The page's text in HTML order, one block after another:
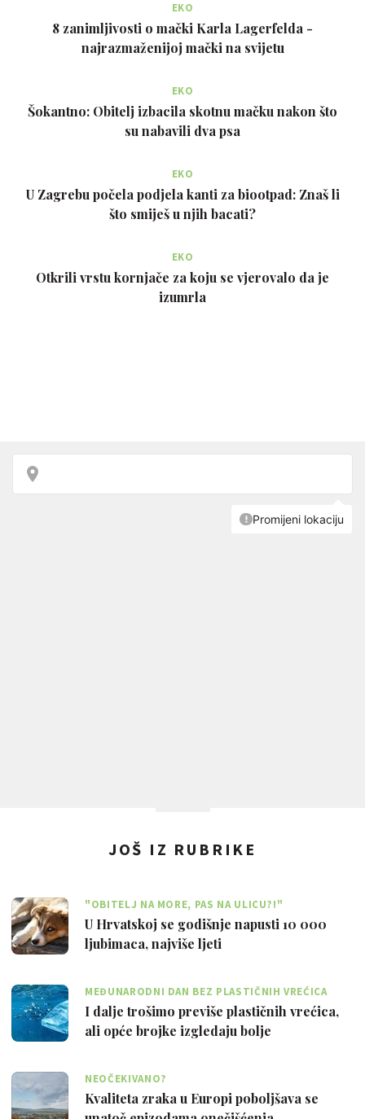
EKO
8 zanimljivosti o mački Karla Lagerfelda -
najrazmaženijoj mački na svijetu
EKO
Šokantno: Obitelj izbacila skotnu mačku nakon što
su nabavili dva psa
EKO
U Zagrebu počela podjela kanti za biootpad: Znaš li
što smiješ u njih bacati?
EKO
Otkrili vrstu kornjače za koju se vjerovalo da je
izumrla
JOŠ IZ RUBRIKE
"OBITELJ NA MORE, PAS NA ULICU?!"
U Hrvatskoj se godišnje napusti 10 000
ljubimaca, najviše ljeti
MEĐUNARODNI DAN BEZ PLASTIČNIH VREĆICA
I dalje trošimo previše plastičnih vrećica,
ali opće brojke izgledaju bolje
NEOČEKIVANO?
Kvaliteta zraka u Europi poboljšava se